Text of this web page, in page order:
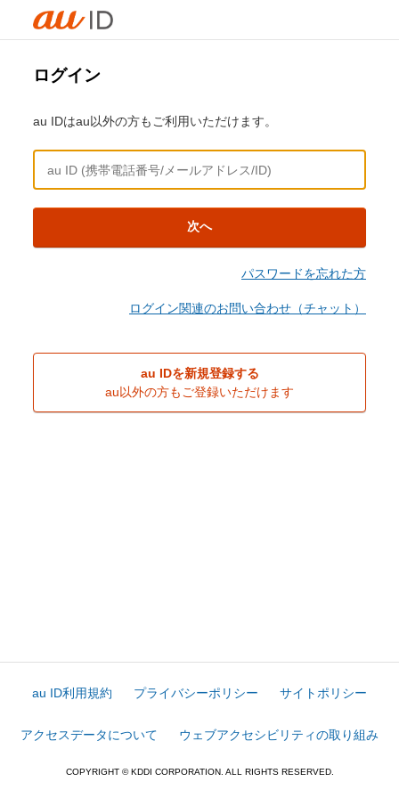
ログイン
au IDはau以外の方もご利用いただけます。
次へ
パスワードを忘れた方
ログイン関連のお問い合わせ（チャット）
au IDを新規登録する
au以外の方もご登録いただけます
au ID利用規約 プライバシーポリシー サイトポリシー
アクセスデータについて ウェブアクセシビリティの取り組み
COPYRIGHT © KDDI CORPORATION. ALL RIGHTS RESERVED.